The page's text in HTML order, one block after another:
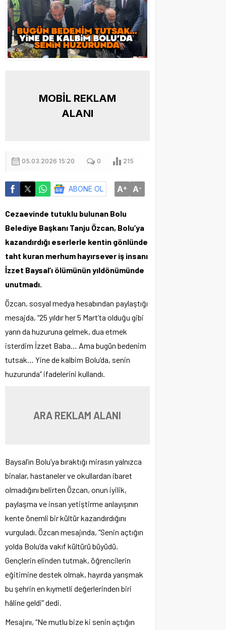
MOBİL REKLAM
ALANI
05.03.2026 15:20 0 215
ABONE OL A+ A-
Cezaevinde tutuklu bulunan Bolu
Belediye Başkanı Tanju Özcan, Bolu’ya
kazandırdığı eserlerle kentin gönlünde
taht kuran merhum hayırsever iş insanı
İzzet Baysal’ı ölümünün yıldönümünde
unutmadı.
Özcan, sosyal medya hesabından paylaştığı
mesajda, “25 yıldır her 5 Mart’ta olduğu gibi
yarın da huzuruna gelmek, dua etmek
isterdim İzzet Baba… Ama bugün bedenim
tutsak… Yine de kalbim Bolu’da, senin
huzurunda” ifadelerini kullandı.
ARA REKLAM ALANI
Baysal’ın Bolu’ya bıraktığı mirasın yalnızca
binalar, hastaneler ve okullardan ibaret
olmadığını belirten Özcan, onun iyilik,
paylaşma ve insan yetiştirme anlayışının
kente önemli bir kültür kazandırdığını
vurguladı. Özcan mesajında, “Senin açtığın
yolda Bolu’da vakıf kültürü büyüdü.
Gençlerin elinden tutmak, öğrencilerin
eğitimine destek olmak, hayırda yarışmak
bu şehrin en kıymetli değerlerinden biri
hâline geldi” dedi.
Mesajını, “Ne mutlu bize ki senin açtığın